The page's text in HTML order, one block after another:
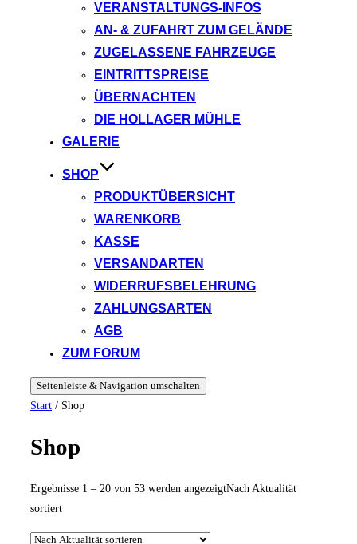
VERANSTALTUNGS-INFOS
AN- & ZUFAHRT ZUM GELÄNDE
ZUGELASSENE FAHRZEUGE
EINTRITTSPREISE
ÜBERNACHTEN
DIE HOLLAGER MÜHLE
GALERIE
SHOP
PRODUKTÜBERSICHT
WARENKORB
KASSE
VERSANDARTEN
WIDERRUFSBELEHRUNG
ZAHLUNGSARTEN
AGB
ZUM FORUM
Seitenleiste & Navigation umschalten
Start / Shop
Shop
Ergebnisse 1 – 20 von 53 werden angezeigtNach Aktualität
sortiert